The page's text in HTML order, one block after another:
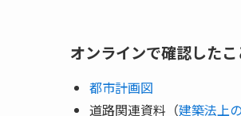
オンラインで確認したこ
都市計画図
道路関連資料（建築法上